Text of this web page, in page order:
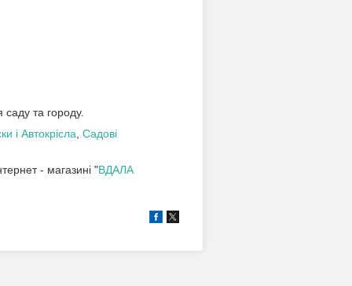
саду та городу.
і Автокрісла, Садові
- магазині "ВДАЛА